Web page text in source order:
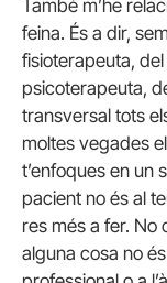
També m’he
feina. És a dir,
fisioterapeuta,
psicoterapeuta,
transversal tots
moltes vegades
t’enfoques en un
pacient no és al
res més a fer. No
alguna cosa no